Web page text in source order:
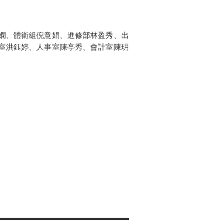
、體衛組倪意娟、進修部林盈秀、出
洪鈺婷、人事室陳亭秀、會計室陳玥